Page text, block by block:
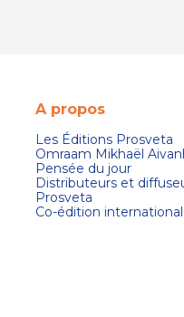
A propos
Les Éditions Prosveta
Omraam Mikhaël
Pensée du jour
Distributeurs et
Prosveta
Co-édition